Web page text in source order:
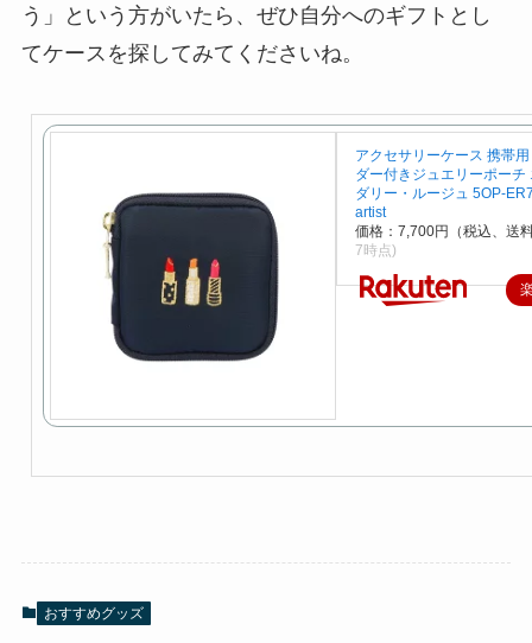
う」という方がいたら、ぜひ自分へのギフトとし
てケースを探してみてくださいね。
アクセサリーケース 携帯
ダー付きジュエリーポーチ
ダリー・ルージュ 5OP-
artist
価格：7,700円（税込、送
7時点)
おすすめグッズ